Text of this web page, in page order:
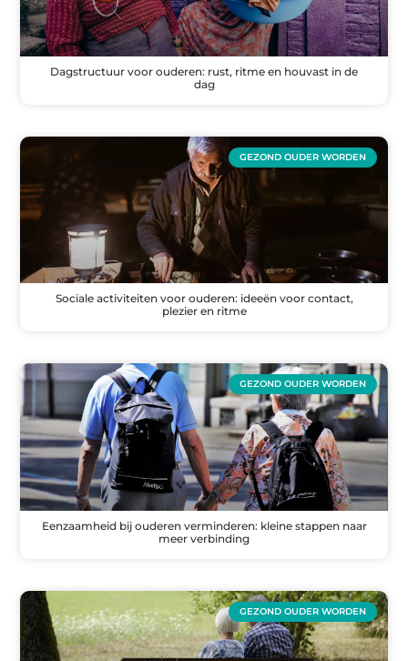
Dagstructuur voor ouderen: rust, ritme en houvast in de
dag
GEZOND OUDER WORDEN
Sociale activiteiten voor ouderen: ideeën voor contact,
plezier en ritme
GEZOND OUDER WORDEN
Eenzaamheid bij ouderen verminderen: kleine stappen naar
meer verbinding
GEZOND OUDER WORDEN